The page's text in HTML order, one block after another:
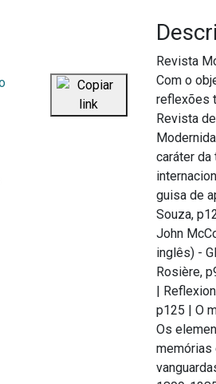
Revista
Com o
reflexões
Revista
caráter da
guisa de
Souza,
John
inglês) -
Rosière,
|
p125 | O
Os
memórias